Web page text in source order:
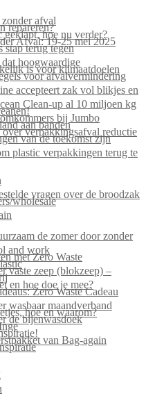
afval
repareren?
hoe nu verder?
Afval: 19-25 mei 2025
stap terug tegen
hoogwaardige
is voor klimaatdoelen
voor afvalvermindering
accepteert zak vol blikjes en
Clean-up al 10 miljoen kg
bij Jumbo
aan banden
verpakkingsafval reductie
van de toekomst zijn
plastic verpakkingen terug te
vragen over de broodzak
wholesale
de zomer door zonder
and work
met Zero Waste
vaste zeep (blokzeep) –
en hoe doe je mee?
Zero Waste Cadeau
wasbaar maandverband
hoe en waarom?
de bijenwasdoek
van Bag-again